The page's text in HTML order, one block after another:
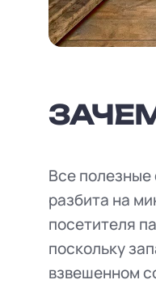
Все полезные
разбита на
посетителя
поскольку
взвешенном